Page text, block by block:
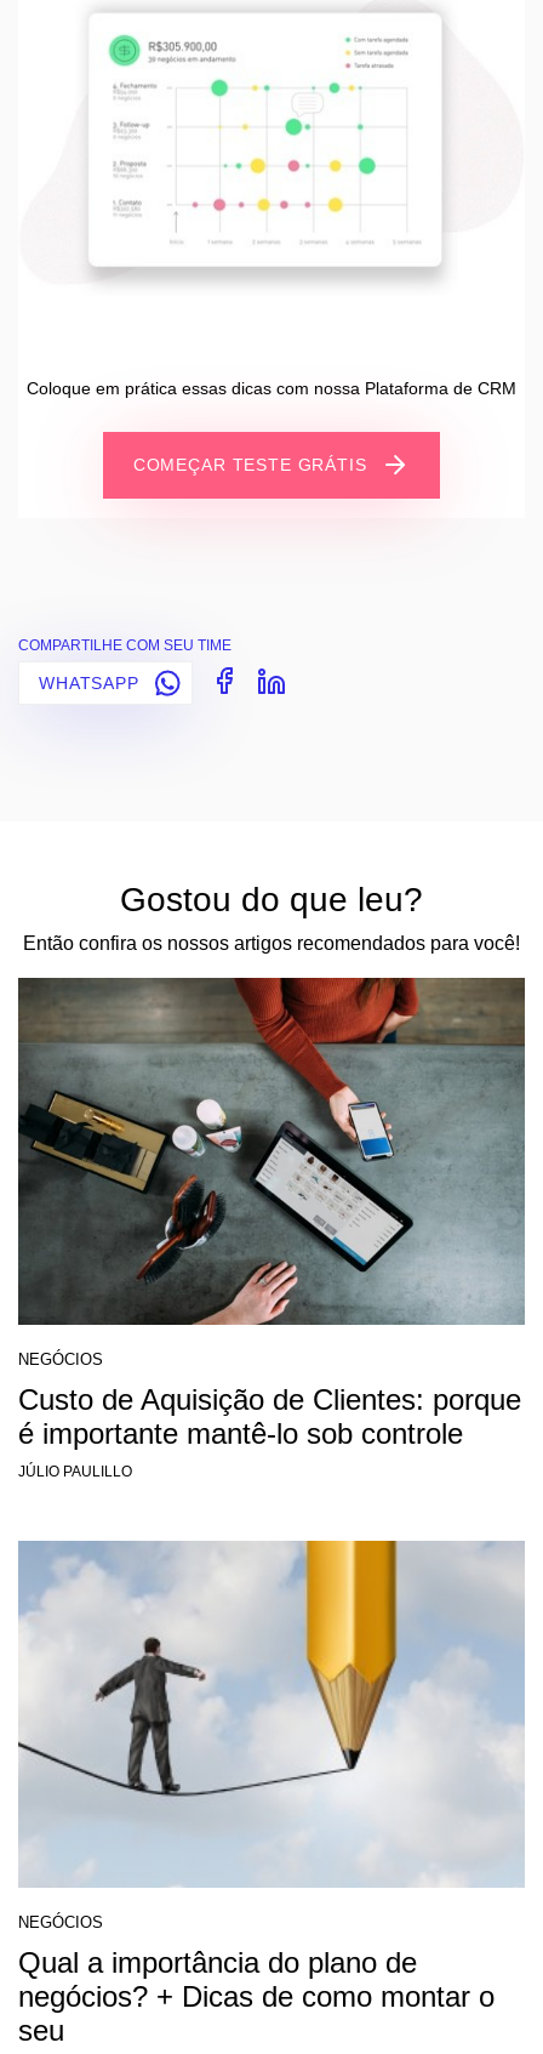
Coloque em prática essas dicas com nossa Plataforma de CRM
COMEÇAR TESTE GRÁTIS
COMPARTILHE COM SEU TIME
WHATSAPP
Gostou do que leu?
Então confira os nossos artigos recomendados para você!
NEGÓCIOS
Custo de Aquisição de Clientes: porque
é importante mantê-lo sob controle
JÚLIO PAULILLO
NEGÓCIOS
Qual a importância do plano de
negócios? + Dicas de como montar o
seu